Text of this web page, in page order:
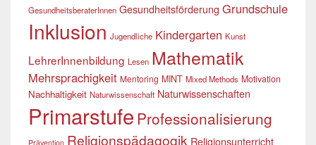
GesundheitsberaterInnen Gesundheitsförderung Grundschule
Inklusion Jugendliche Kindergarten Kunst
LehrerInnenbildung Lesen Mathematik
Mehrsprachigkeit Mentoring MINT Mixed Methods Motivation
Nachhaltigkeit Naturwissenschaft Naturwissenschaften
Primarstufe Professionalisierung
Prävention Religionspädagogik Religionsunterricht